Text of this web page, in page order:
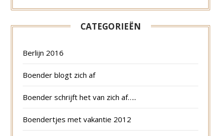
CATEGORIEËN
Berlijn 2016
Boender blogt zich af
Boender schrijft het van zich af…..
Boendertjes met vakantie 2012